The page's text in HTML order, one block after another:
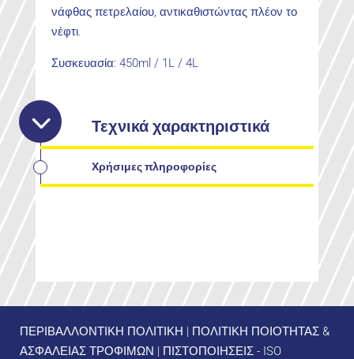
νάφθας πετρελαίου, αντικαθιστώντας πλέον το
νέφτι.
Συσκευασία: 450ml / 1L / 4L
Τεχνικά χαρακτηριστικά
Χρήσιμες πληροφορίες
ΠΕΡΙΒΑΛΛΟΝΤΙΚΗ ΠΟΛΙΤΙΚΗ | ΠΟΛΙΤΙΚΗ ΠΟΙΟΤΗΤΑΣ &
ΑΣΦΑΛΕΙΑΣ ΤΡΟΦΙΜΩΝ | ΠΙΣΤΟΠΟΙΗΣΕΙΣ - ISO